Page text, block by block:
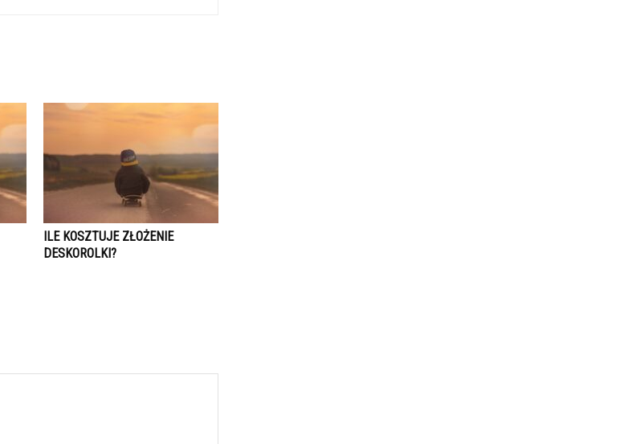
ILE KOSZTUJE ZŁOŻENIE
DESKOROLKI?